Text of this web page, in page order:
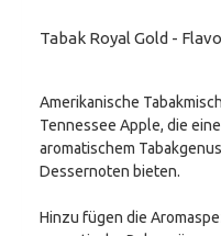
Tabak Royal Gold -
Amerikanische
Tennessee Apple, die
aromatischem
Dessernoten bieten.
Hinzu fügen die